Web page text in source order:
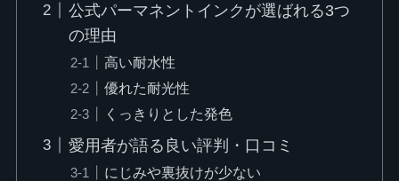
公式パーマネントインクが選ばれる3つ
の理由
高い耐水性
優れた耐光性
くっきりとした発色
愛用者が語る良い評判・口コミ
にじみや裏抜けが少ない